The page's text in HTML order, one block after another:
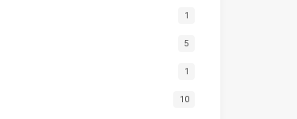
1
5
1
10